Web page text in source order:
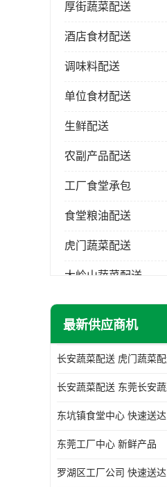
厚街蔬菜配送
酒店食材配送
调味料配送
单位食材配送
生鲜配送
农副产品配送
工厂食堂承包
食堂粮油配送
虎门蔬菜配送
大岭山蔬菜配送
长安蔬菜配送
最新供应商机
东坑镇食堂中心 快速送达
东莞工厂中心 新鲜产品
罗湖区工厂公司 快速送达